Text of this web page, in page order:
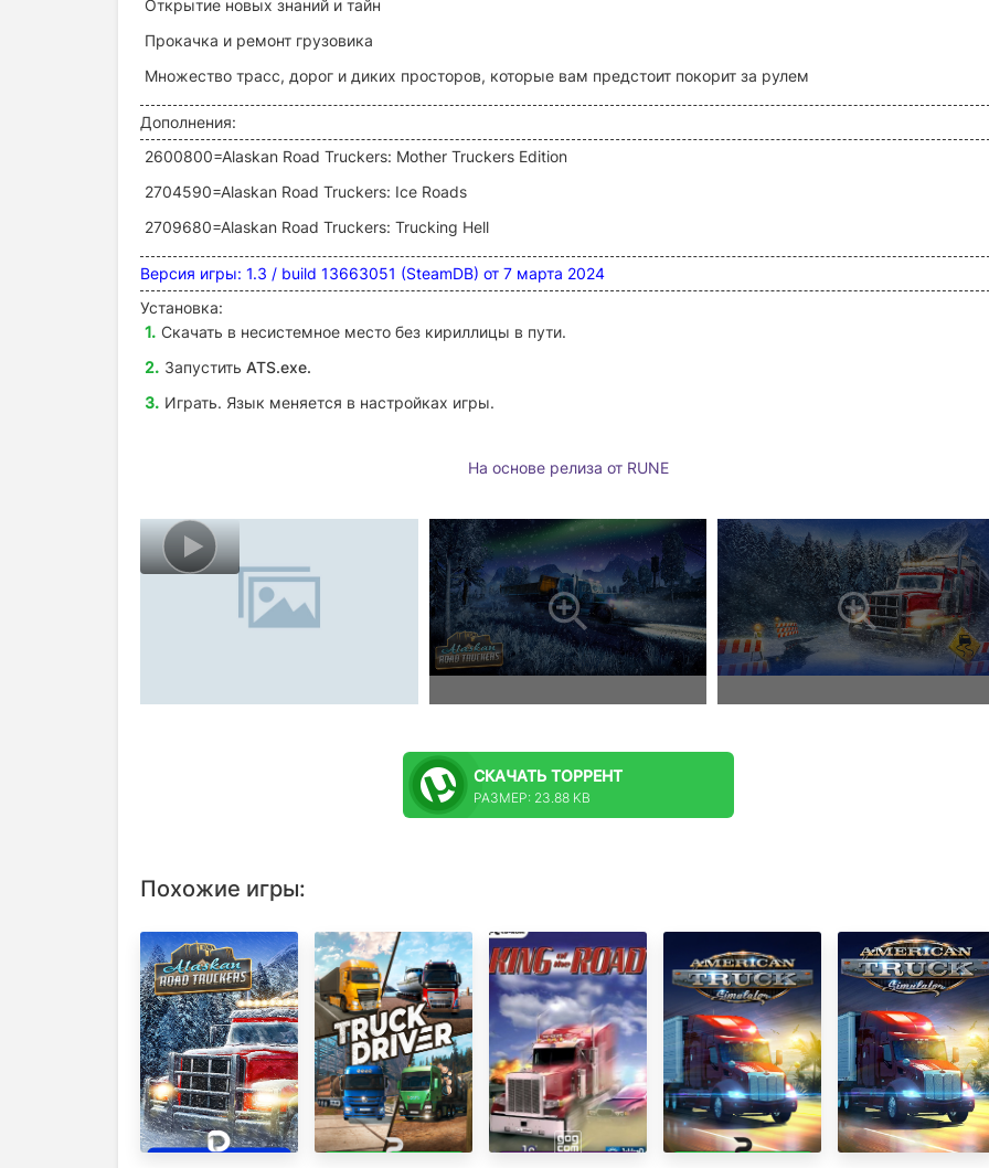
Открытие новых знаний и тайн
Прокачка и ремонт грузовика
Множество трасс, дорог и диких просторов, которые вам предстоит покорит за рулем
Дополнения:
2600800=Alaskan Road Truckers: Mother Truckers Edition
2704590=Alaskan Road Truckers: Ice Roads
2709680=Alaskan Road Truckers: Trucking Hell
Версия игры: 1.3 / build 13663051 (SteamDB) от 7 марта 2024
Установка:
Скачать в несистемное место без кириллицы в пути.
Запустить ATS.exe.
Играть. Язык меняется в настройках игры.
На основе релиза от RUNE
СКАЧАТЬ ТОРРЕНТ
РАЗМЕР: 23.88 KB
Похожие игры: